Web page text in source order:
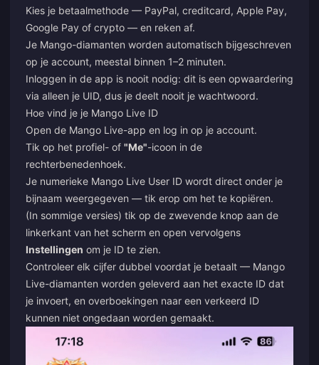
Kies je betaalmethode — PayPal, creditcard, Apple Pay,
Google Pay of crypto — en reken af.
Je Mango-diamanten worden automatisch bijgeschreven
op je account, meestal binnen 1–2 minuten.
Inloggen in de app is nooit nodig: dit is een opwaardering
via alleen je UID, dus je deelt nooit je wachtwoord.
Hoe vind je je Mango Live ID
Open de Mango Live-app en log in op je account.
Tik op het profiel- of "Me"-icoon in de
rechterbenedenhoek.
Je numerieke Mango Live User ID wordt direct onder je
bijnaam weergegeven — tik erop om het te kopiëren.
(In sommige versies) tik op de zwevende knop aan de
linkerkant van het scherm en open vervolgens
Instellingen om je ID te zien.
Controleer elk cijfer dubbel voordat je betaalt — Mango
Live-diamanten worden geleverd aan het exacte ID dat
je invoert, en overboekingen naar een verkeerd ID
kunnen niet ongedaan worden gemaakt.